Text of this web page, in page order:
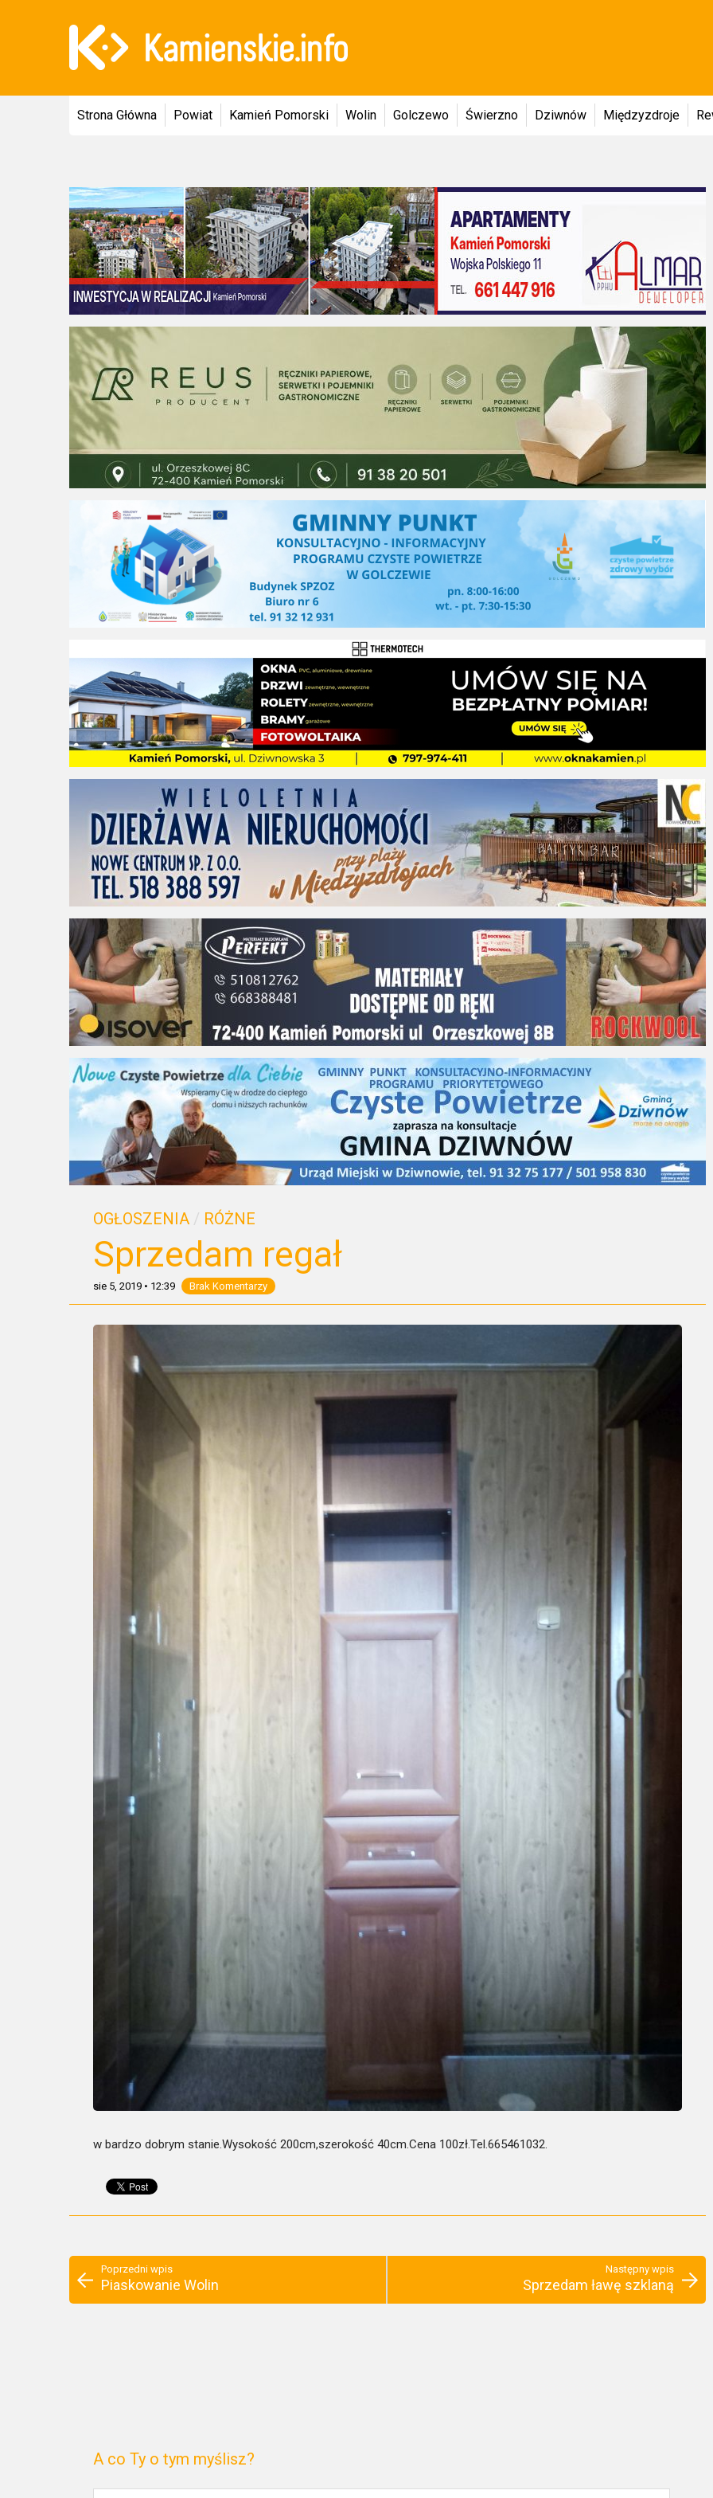
Strona Główna Powiat Kamień Pomorski Wolin Golczewo Świerzno Dziwnów Międzyzdroje
OGŁOSZENIA / RÓŻNE
Sprzedam regał
sie 5, 2019 • 12:39 Brak Komentarzy
w bardzo dobrym stanie.Wysokość 200cm,szerokość 40cm.Cena 100zł.Tel.665461032.
Poprzedni wpis
Piaskowanie Wolin
Następny wpis
Sprzedam ławę szklaną
A co Ty o tym myślisz?